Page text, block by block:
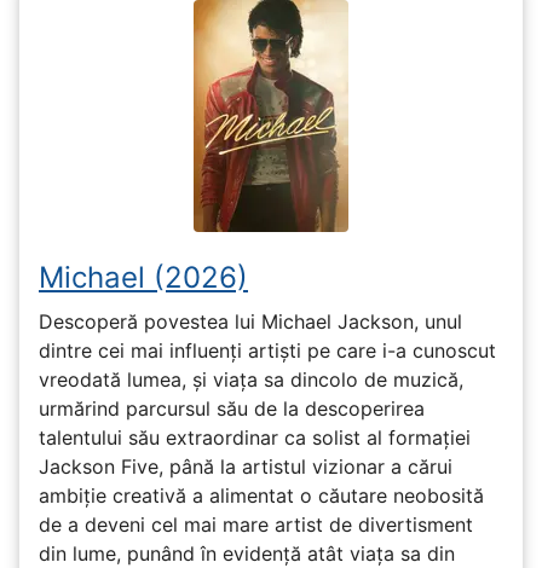
Michael (2026)
Descoperă povestea lui Michael Jackson, unul
dintre cei mai influenți artiști pe care i-a cunoscut
vreodată lumea, și viața sa dincolo de muzică,
urmărind parcursul său de la descoperirea
talentului său extraordinar ca solist al formației
Jackson Five, până la artistul vizionar a cărui
ambiție creativă a alimentat o căutare neobosită
de a deveni cel mai mare artist de divertisment
din lume, punând în evidență atât viața sa din